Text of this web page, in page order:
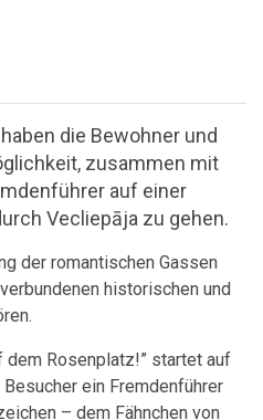
die Bewohner und
zusammen mit
auf einer
Vecliepāja zu gehen.
der romantischen Gassen
historischen und
dem Rosenplatz!” startet auf
ein Fremdenführer
– dem Fähnchen von